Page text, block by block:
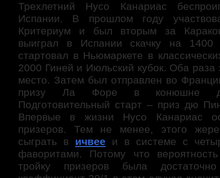
Трехлетний Нусо Канариас
Испании. В прошлом году
Критериум и был вторым за
выиграл в Испании скачку на
стартовал в Ньюмаркете в
2000 Гиней и Июльский кубок. Оба раза
место. Затем был отправлен во
призу Ла Форе в конюшне
Подготовительный старт – приз дю
Впервые в жизни Нусо Канариас
призеров. Тем не менее, этого
сыграть в ичвее и в системе с
фаворитами. Потому что
тройку призеров была